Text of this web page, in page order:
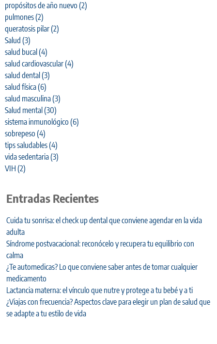
propósitos de año nuevo (2)
pulmones(2)
queratosis pilar(2)
Salud (3)
salud bucal (4)
salud cardiovascular(4)
salud dental (3)
salud física(6)
salud masculina(3)
Salud mental (30)
sistema inmunológico (6)
sobrepeso (4)
tips saludables(4)
vida sedentaria(3)
VIH (2)
Entradas Recientes
Cuida tu sonrisa: el check up dental que conviene agendar en la vida
adulta
Síndrome postvacacional: reconócelo y recupera tu equilibrio con
calma
¿Te automedicas? Lo que conviene saber antes de tomar cualquier
medicamento
Lactancia materna: el vínculo que nutre y protege a tu bebé y a ti
¿Viajas con frecuencia? Aspectos clave para elegir un plan de salud que
se adapte a tu estilo de vida